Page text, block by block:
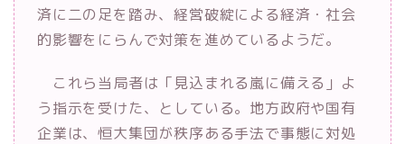
済に二の足を踏み、経営破綻による経済・社会
的影響をにらんで対策を進めているようだ。
これら当局者は「見込まれる嵐に備える」よ
う指示を受けた、としている。地方政府や国有
企業は、恒大集団が秩序ある手法で事態に対処